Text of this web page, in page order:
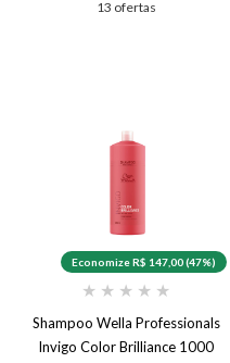
13 ofertas
Economize R$ 147,00 (47%)
★ ★ ★ ★ ★
Shampoo Wella Professionals
Invigo Color Brilliance 1000